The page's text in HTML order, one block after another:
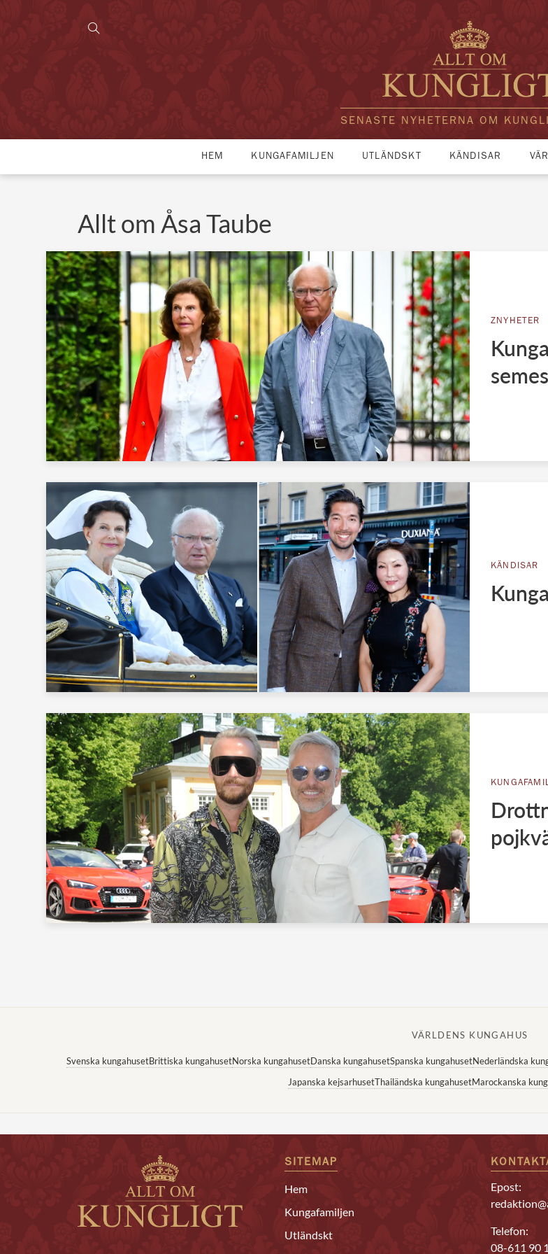
SENASTE NYHETERNA OM
HEM KUNGAFAMILJEN UTLÄNDSKT KÄNDISAR
Allt om Åsa Taube
ZNYHETER
KÄNDISAR
VÄRLDENS KUNGAHUS
Svenska kungahusetBrittiska kungahusetNorska kungahusetDanska kungahusetSpanska kungahusetNederländska
Japanska kejsarhusetThailändska kungahusetMarockanska
SITEMAP
Hem
Kungafamiljen
Utländskt
Epost:
Telefon:
08-611 90